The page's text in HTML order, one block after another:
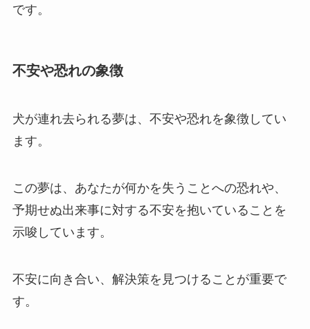
です。
不安や恐れの象徴
犬が連れ去られる夢は、不安や恐れを象徴してい
ます。
この夢は、あなたが何かを失うことへの恐れや、
予期せぬ出来事に対する不安を抱いていることを
示唆しています。
不安に向き合い、解決策を見つけることが重要で
す。